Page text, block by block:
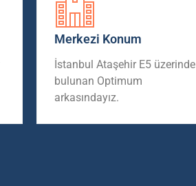
Merkezi Konum
İstanbul Ataşehir E5 üzerinde
bulunan Optimum
arkasındayız.